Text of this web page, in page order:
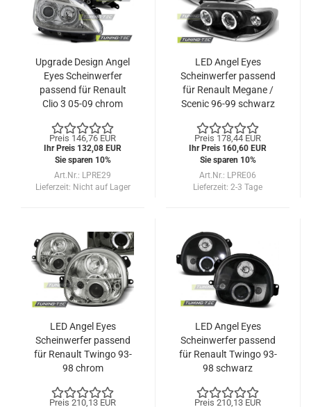
Upgrade Design Angel
Eyes Scheinwerfer
passend für Renault
Clio 3 05-09 chrom
Preis 146,76 EUR
Ihr Preis 132,08 EUR
Sie sparen 10%
Art.Nr.: LPRE29
Lieferzeit: Nicht auf Lager
LED Angel Eyes
Scheinwerfer passend
für Renault Megane /
Scenic 96-99 schwarz
Preis 178,44 EUR
Ihr Preis 160,60 EUR
Sie sparen 10%
Art.Nr.: LPRE06
Lieferzeit: 2-3 Tage
LED Angel Eyes
Scheinwerfer passend
für Renault Twingo 93-
98 chrom
Preis 210,13 EUR
LED Angel Eyes
Scheinwerfer passend
für Renault Twingo 93-
98 schwarz
Preis 210,13 EUR